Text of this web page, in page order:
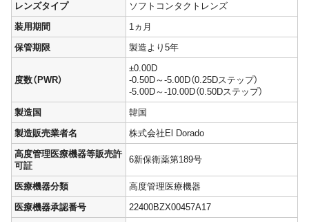
レンズタイプ
ソフトコンタクトレンズ
装用期間
1ヵ月
保管期限
製造より5年
度数（PWR）
±0.00D
-0.50D～-5.00D（0.25Dステップ）
-5.00D～-10.00D（0.50Dステップ）
製造国
韓国
製造販売業者名
株式会社El Dorado
高度管理医療機器等販売許
可証
6新保衛薬第189号
医療機器分類
高度管理医療機器
医療機器承認番号
22400BZX00457A17